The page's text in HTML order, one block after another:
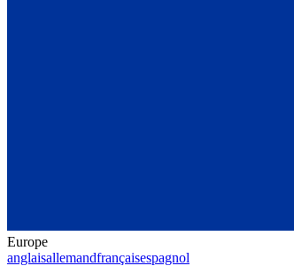
Europe
anglaisallemandfrançaisespagnol